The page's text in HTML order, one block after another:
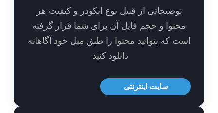
توضیحاتی از قبیل نوع انکودر و کیفیت هر
و حجم فایل آن برای شما قرار گرفته
که بتوانید محتوا را طبق میل خود آگاهانه
دانلود کنید.
سایت اینترنتی